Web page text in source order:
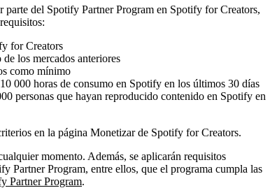
parte del Spotify Partner Program en Spotify for Creators,
for Creators
los mercados anteriores
como mínimo
000 horas de consumo en Spotify en los últimos 30 días
personas que hayan reproducido contenido en Spotify en
en la página Monetizar de Spotify for Creators.
momento. Además, se aplicarán requisitos
Partner Program, entre ellos, que el programa cumpla las
Partner Program.